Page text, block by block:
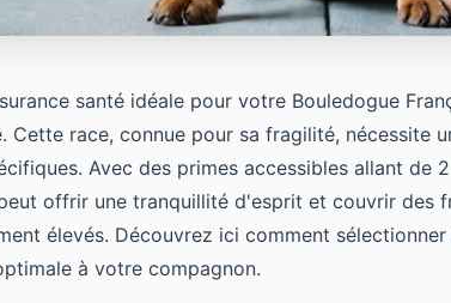
santé idéale pour votre Bouledogue
Cette race, connue pour sa fragilité, nécessite
Avec des primes accessibles allant de
offrir une tranquillité d'esprit et couvrir des
élevés. Découvrez ici comment
à votre compagnon.